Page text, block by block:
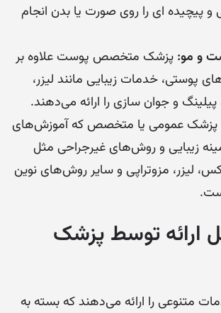
و پیچیده ای را روی صورت یا بدن انجام
و مو: پزشک متخصص پوست علاوه بر
پوستی، خدمات زیبایی مانند لیزر،
پیلینگ و جوان سازی را ارائه می‌دهند.
پزشک عمومی یا متخصص که آموزش‌های
زیبایی و روش‌های غیرجراحی مثل
لیزر، مزوتراپی و سایر روش‌های نوین
ارائه توسط پزشک
متنوعی را ارائه می‌دهند که بسته به